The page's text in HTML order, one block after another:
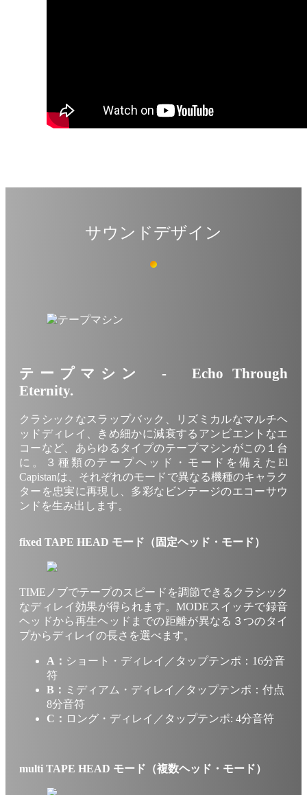
サウンドデザイン
テープマシン - Echo Through
Eternity.
クラシックなスラップバック、リズミカルなマルチヘ
ッドディレイ、きめ細かに減衰するアンビエントなエ
コーなど、あらゆるタイプのテープマシンがこの１台
に。３種類のテープヘッド・モードを備えたEl
Capistanは、それぞれのモードで異なる機種のキャラク
ターを忠実に再現し、多彩なビンテージのエコーサウ
ンドを生み出します。
fixed TAPE HEAD モード（固定ヘッド・モード）
TIMEノブでテープのスピードを調節できるクラシック
なディレイ効果が得られます。MODEスイッチで録音
ヘッドから再生ヘッドまでの距離が異なる３つのタイ
プからディレイの長さを選べます。
A： ショート・ディレイ／タップテンポ：16分音
符
B： ミディアム・ディレイ／タップテンポ：付点
8分音符
C： ロング・ディレイ／タップテンポ: 4分音符
multi TAPE HEAD モード（複数ヘッド・モード）